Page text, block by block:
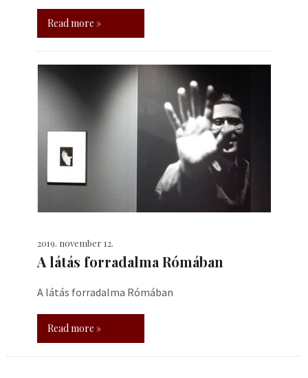
Read more »
2019. november 12.
A látás forradalma Rómában
A látás forradalma Rómában
Read more »